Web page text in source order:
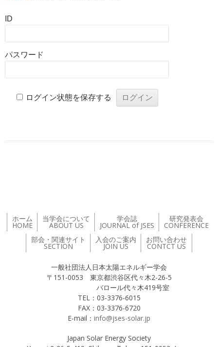
ID
パスワード
ログイン状態を保存する
ホーム
HOME
当学会について
ABOUT US
学会誌
JOURNAL of JSES
研究発表会
CONFERENCE
部会・関連サイト
SECTION
入会のご案内
JOIN US
お問い合わせ
CONTCT US
一般社団法人日本太陽エネルギー学会
〒151-0053 東京都渋谷区代々木2-26-5
バロール代々木419号室
TEL：03-3376-6015
FAX：03-3376-6720
E-mail： info@jses-solar.jp
Japan Solar Energy Society